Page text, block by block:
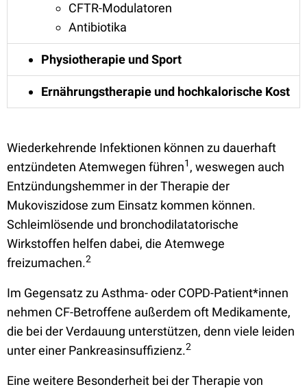
CFTR-Modulatoren
Antibiotika
Physiotherapie und Sport
Ernährungstherapie und hochkalorische Kost
Wiederkehrende Infektionen können zu dauerhaft
entzündeten Atemwegen führen1 , weswegen auch
Entzündungshemmer in der Therapie der
Mukoviszidose zum Einsatz kommen können.
Schleimlösende und bronchodilatatorische
Wirkstoffen helfen dabei, die Atemwege
freizumachen.2
Im Gegensatz zu Asthma- oder COPD-Patient*innen
nehmen CF-Betroffene außerdem oft Medikamente,
die bei der Verdauung unterstützen, denn viele leiden
unter einer Pankreasinsuffizienz.2
Eine weitere Besonderheit bei der Therapie von